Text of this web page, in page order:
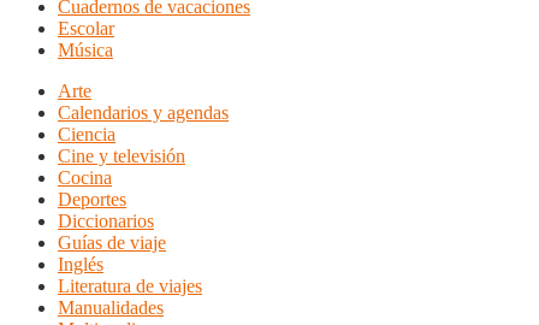
Cuadernos de vacaciones
Escolar
Música
Arte
Calendarios y agendas
Ciencia
Cine y televisión
Cocina
Deportes
Diccionarios
Guías de viaje
Inglés
Literatura de viajes
Manualidades